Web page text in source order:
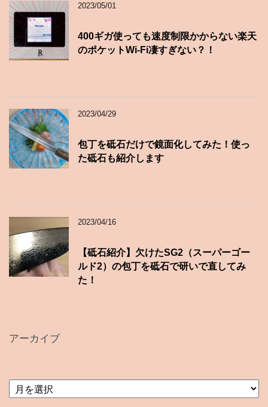
2023/05/01
400ギガ使っても速度制限かからない楽天
のポケットWi-Fi凄すぎない？！
2023/04/29
包丁を砥石だけで鏡面化してみた！使っ
た砥石も紹介します
2023/04/16
【砥石紹介】欠けたSG2（スーパーゴー
ルド2）の包丁を砥石で研いで直してみ
た！
アーカイブ
ア
ー